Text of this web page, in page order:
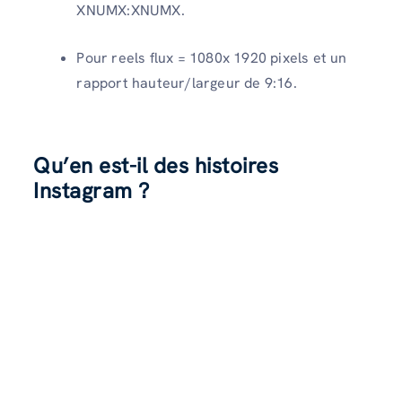
XNUMX:XNUMX.
Pour reels flux = 1080x 1920 pixels et un
rapport hauteur/largeur de 9:16.
Qu’en est-il des histoires
Instagram ?